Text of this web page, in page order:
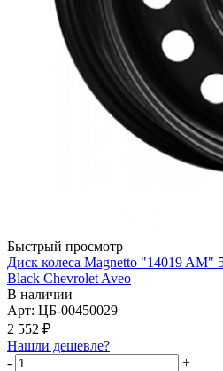
Быстрый просмотр
Диск колеса Magnetto "14019 AM"
Black Chevrolet Aveo
В наличии
Арт: ЦБ-00450029
2 552 ₽
Нашли дешевле?
-
+